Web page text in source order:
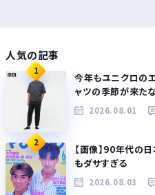
人気の記事
1
今年もユニクロの
ャツの季節が来た
2026.08.01
2
【画像】90年代の
もダサすぎる
2026.08.03